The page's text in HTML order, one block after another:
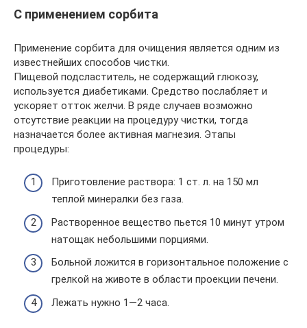
С применением сорбита
Применение сорбита для очищения является одним из
известнейших способов чистки.
Пищевой подсластитель, не содержащий глюкозу,
используется диабетиками. Средство послабляет и
ускоряет отток желчи. В ряде случаев возможно
отсутствие реакции на процедуру чистки, тогда
назначается более активная магнезия. Этапы
процедуры:
Приготовление раствора: 1 ст. л. на 150 мл
теплой минералки без газа.
Растворенное вещество пьется 10 минут утром
натощак небольшими порциями.
Больной ложится в горизонтальное положение с
грелкой на животе в области проекции печени.
Лежать нужно 1—2 часа.